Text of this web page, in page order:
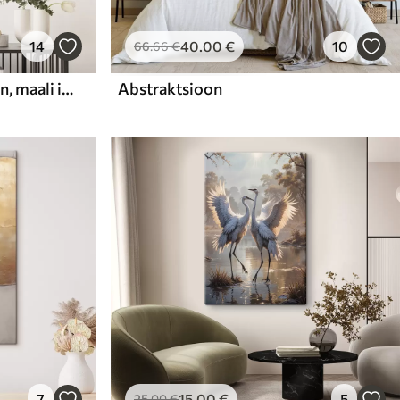
14
Abstraktne kompositsioon, maali imitatsioon
66.66€40.00€ 10
Abstraktsioon